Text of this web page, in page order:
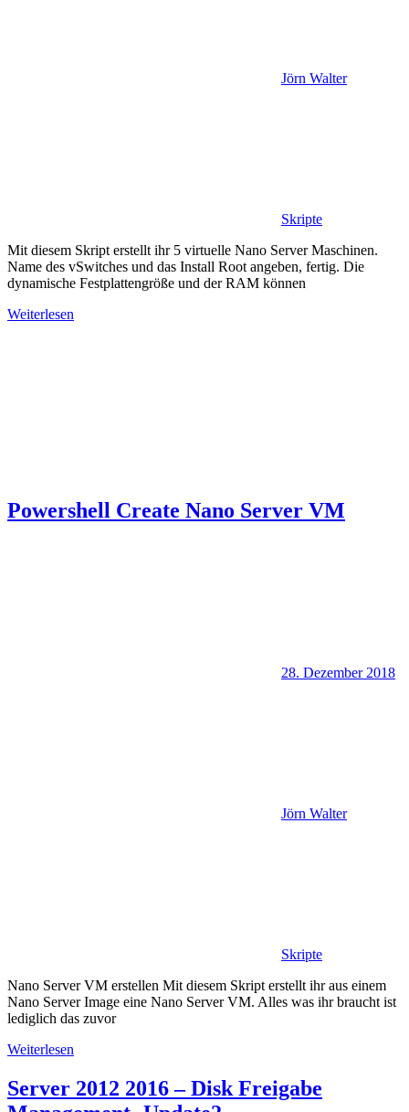
Jörn Walter
Skripte
Mit diesem Skript erstellt ihr 5 virtuelle Nano Server Maschinen.
Name des vSwitches und das Install Root angeben, fertig. Die
dynamische Festplattengröße und der RAM können
Weiterlesen
Powershell Create Nano Server VM
28. Dezember 2018
Jörn Walter
Skripte
Nano Server VM erstellen Mit diesem Skript erstellt ihr aus einem
Nano Server Image eine Nano Server VM. Alles was ihr braucht ist
lediglich das zuvor
Weiterlesen
Server 2012 2016 – Disk Freigabe